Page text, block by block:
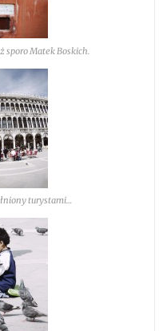
sporo Matek Boskich.
turystami…